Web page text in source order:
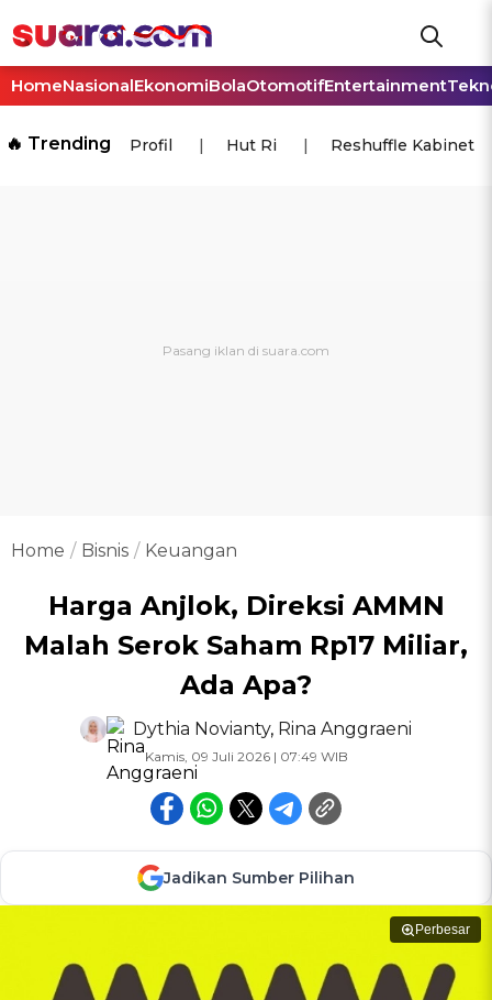
HomeNasionalEkonomiBolaOtomotifEntertainment
🔥 Trending Profil Hut Ri Reshuffle Kabinet
Home Bisnis Keuangan
Harga Anjlok, Direksi AMMN
Malah Serok Saham Rp17 Miliar,
Ada Apa?
Dythia Novianty, Rina Anggraeni
Kamis, 09 Juli 2026 | 07:49 WIB
Jadikan Sumber Pilihan
Perbesar